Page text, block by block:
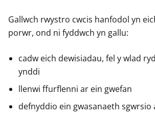
Gallwch rwystro cwcis hanfodol yn
porwr, ond ni fyddwch yn gallu:
cadw eich dewisiadau, fel y wlad
ynddi
llenwi ffurflenni ar ein gwefan
defnyddio ein gwasanaeth sgwrsio